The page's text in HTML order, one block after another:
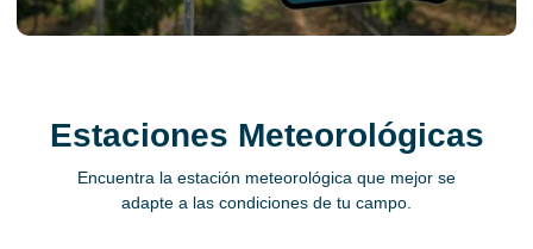
Estaciones Meteorológicas
Encuentra la estación meteorológica que mejor se
adapte a las condiciones de tu campo.